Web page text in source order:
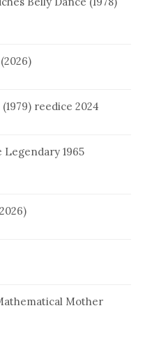
reedice 2024
1965
Mother